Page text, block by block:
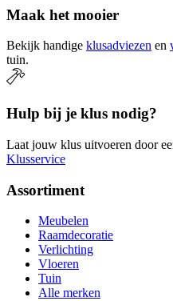
Maak het mooier
Bekijk handige klusadviezen en
tuin.
Hulp bij je klus nodig?
Laat jouw klus uitvoeren door
Klusservice
Assortiment
Meubelen
Raamdecoratie
Verlichting
Vloeren
Tuin
Alle merken